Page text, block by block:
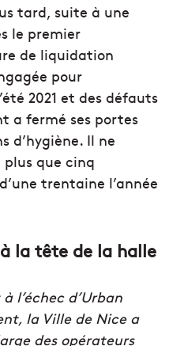
tard, suite à une
le premier
de liquidation
pour
2021 et des défauts
a fermé ses portes
d’hygiène. Il ne
que cinq
trentaine l’année
la tête de la halle
l’échec d’Urban
la Ville de Nicea
des opérateurs